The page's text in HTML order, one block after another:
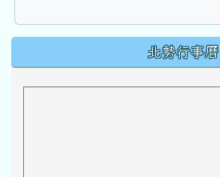
下中區域內容 北勢行事曆